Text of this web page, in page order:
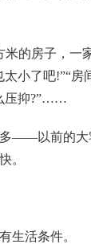
的房子，一
小了吧!”“
压抑?”……
以前的大
。
活条件。